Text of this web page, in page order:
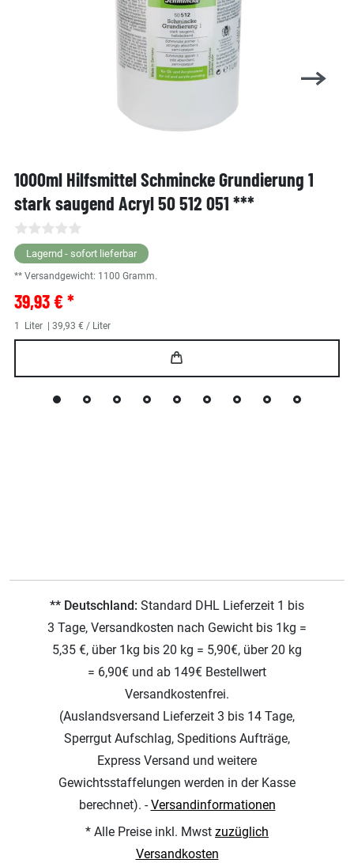
1000ml Hilfsmittel Schmincke Grundierung 1
stark saugend Acryl 50 512 051 ***
Lagernd - sofort lieferbar
** Versandgewicht: 1100 Gramm.
39,93 € *
1 Liter | 39,93 € / Liter
** Deutschland: Standard DHL Lieferzeit 1 bis
3 Tage, Versandkosten nach Gewicht bis 1kg =
5,35 €, über 1kg bis 20 kg = 5,90€, über 20 kg
= 6,90€ und ab 149€ Bestellwert
Versandkostenfrei.
(Auslandsversand Lieferzeit 3 bis 14 Tage,
Sperrgut Aufschlag, Speditions Aufträge,
Express Versand und weitere
Gewichtsstaffelungen werden in der Kasse
berechnet). -Versandinformationen
* Alle Preise inkl. Mwst zuzüglich
Versandkosten